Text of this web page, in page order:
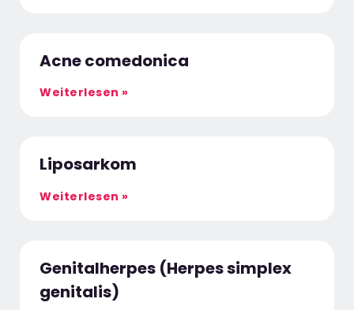
Acne comedonica
Weiterlesen »
Liposarkom
Weiterlesen »
Genitalherpes (Herpes simplex
genitalis)